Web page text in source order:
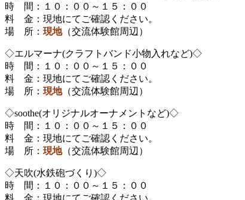
時 間：１０：００～１５：００
料 金：現地にてご確認ください。
場 所： 現地（交流体験館周辺）
◇エルマーナ(クラフトバンド小物入れなど)◇
時 間：１０：００～１５：００
料 金：現地にてご確認ください。
場 所： 現地（交流体験館周辺）
◇soothe(オリジナルオーナメントなど)◇
時 間：１０：００～１５：００
料 金：現地にてご確認ください。
場 所： 現地（交流体験館周辺）
◇天吹(水鉄砲づくり)◇
時 間：１０：００～１５：００
料 金：現地にてご確認ください。